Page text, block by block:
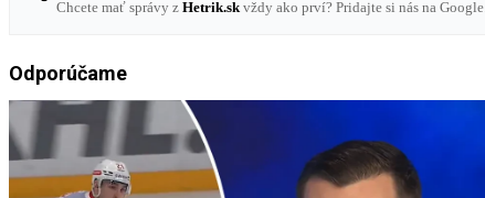
Chcete mať správy z Hetrik.sk vždy ako prví? Pridajte si nás na Google.
Odporúčame